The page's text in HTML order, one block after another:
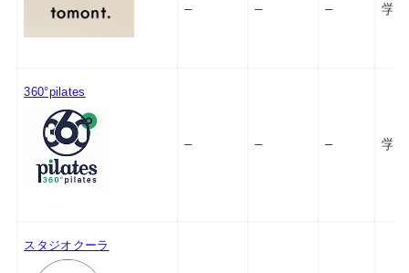
– – – 学
360°pilates
– – – 学
スタジオクーラ